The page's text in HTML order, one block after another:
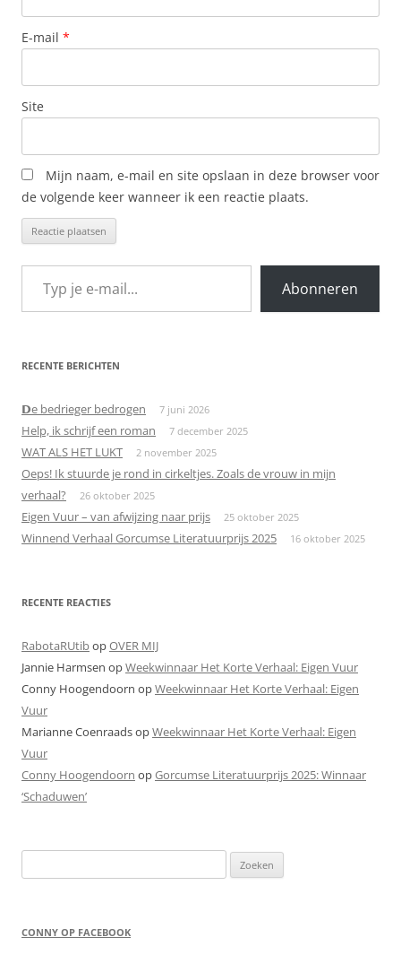
E-mail *
Site
Mijn naam, e-mail en site opslaan in deze browser voor
de volgende keer wanneer ik een reactie plaats.
Typ je e-mail...
Abonneren
RECENTE BERICHTEN
𝗗e bedrieger bedrogen 7 juni 2026
Help, ik schrijf een roman 7 december 2025
WAT ALS HET LUKT 2 november 2025
Oeps! Ik stuurde je rond in cirkeltjes. Zoals de vrouw in mijn
verhaal?
26 oktober 2025
Eigen Vuur – van afwijzing naar prijs 25 oktober 2025
Winnend Verhaal Gorcumse Literatuurprijs 2025 16 oktober 2025
RECENTE REACTIES
RabotaRUtibopOVER MIJ
Jannie Harmsen opWeekwinnaar Het Korte Verhaal: Eigen Vuur
Conny Hoogendoorn opWeekwinnaar Het Korte Verhaal: Eigen
Vuur
Marianne CoenraadsopWeekwinnaar Het Korte Verhaal: Eigen
Vuur
Conny Hoogendoorn opGorcumse Literatuurprijs 2025: Winnaar
‘Schaduwen’
naar:
CONNY OP FACEBOOK